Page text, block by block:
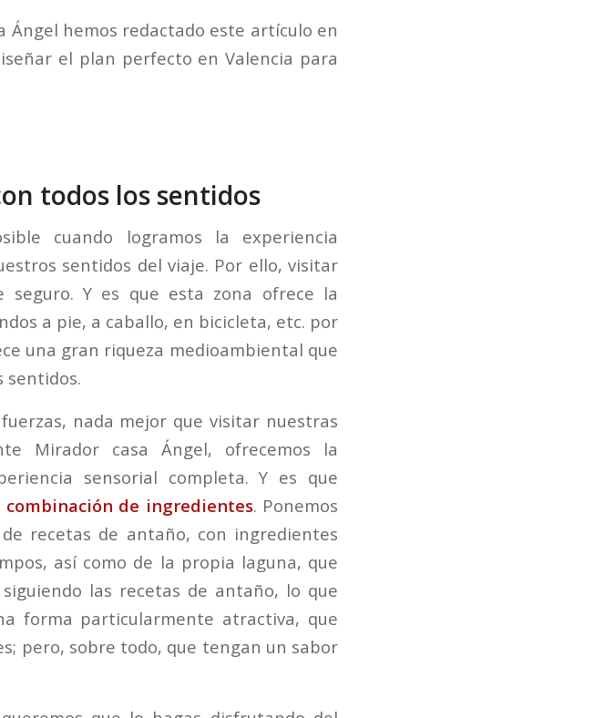
hemos redactado este artículo en
el plan perfecto en Valencia para
todos los sentidos
cuando logramos la experiencia
sentidos del viaje. Por ello, visitar
Y es que esta zona ofrece la
a pie, a caballo, en bicicleta, etc. por
una gran riqueza medioambiental que
sentidos.
nada mejor que visitar nuestras
Mirador casa Ángel, ofrecemos la
sensorial completa. Y es que
de ingredientes. Ponemos
recetas de antaño, con ingredientes
así como de la propia laguna, que
las recetas de antaño, lo que
forma particularmente atractiva, que
pero, sobre todo, que tengan un sabor